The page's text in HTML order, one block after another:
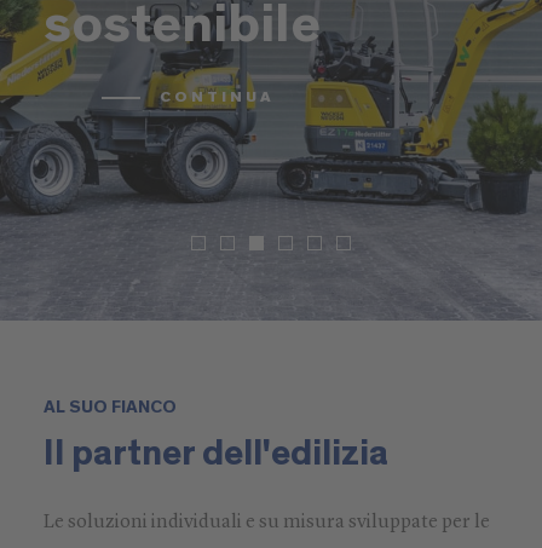
sostenibile
CONTINUA
AL SUO FIANCO
Il partner dell'edilizia
Le soluzioni individuali e su misura sviluppate per le